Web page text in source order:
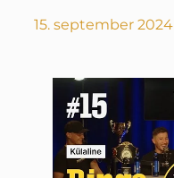
15. september 2024